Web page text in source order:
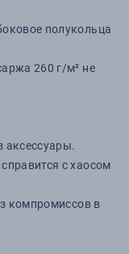
полукольца
260 г/м² не
аксессуары.
с хаосом
компромиссов в